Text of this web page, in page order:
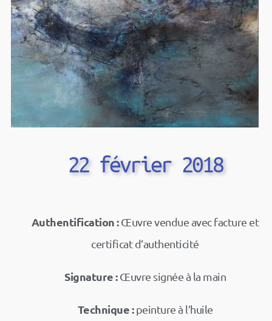
22 février 2018
Authentification :Œuvre vendue avec facture et
certificat d’authenticité
Signature :Œuvre signée à la main
Technique :peinture à l’huile